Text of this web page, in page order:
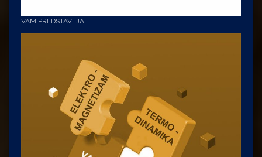
VAM PREDSTAVLJA :